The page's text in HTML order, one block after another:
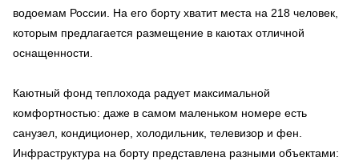
водоемам России. На его борту хватит места на 218 человек,
которым предлагается размещение в каютах отличной
оснащенности.
Каютный фонд теплохода радует максимальной
комфортностью: даже в самом маленьком номере есть
санузел, кондиционер, холодильник, телевизор и фен.
Инфраструктура на борту представлена разными объектами: